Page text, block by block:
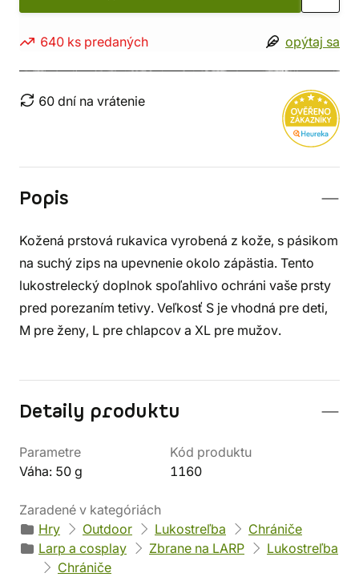
640 ks predaných opýtaj sa
60 dní na vrátenie
Popis
Kožená prstová rukavica vyrobená z kože, s pásikom
na suchý zips na upevnenie okolo zápästia. Tento
lukostrelecký doplnok spoľahlivo ochráni vaše prsty
pred porezaním tetivy. Veľkosť S je vhodná pre deti,
M pre ženy, L pre chlapcov a XL pre mužov.
Detaily produktu
Parametre
Váha: 50 g
Kód produktu
1160
Zaradené v kategóriách
Hry
Outdoor Lukostreľba
Chrániče
Larp a cosplay
Zbrane na LARP
Lukostreľba
Chrániče